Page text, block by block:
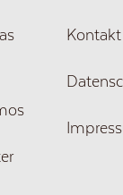
Kontakt